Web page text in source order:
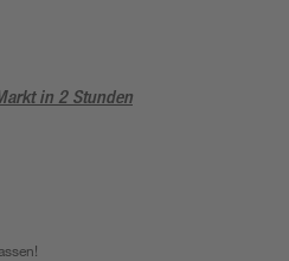
in 2 Stunden